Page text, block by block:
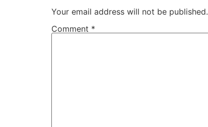
Your email address will not be published.
Comment *